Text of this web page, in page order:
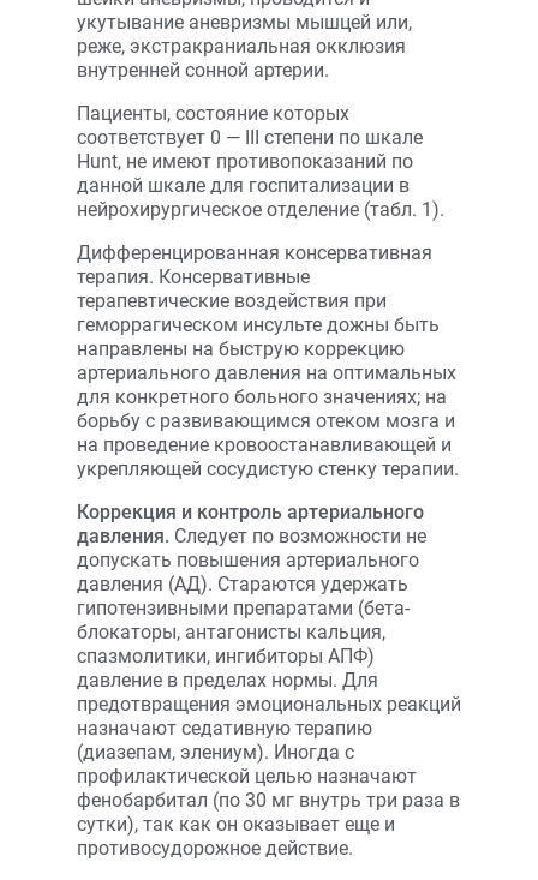
укутывание аневризмы мышцей или,
реже, экстракраниальная окклюзия
внутренней сонной артерии.
Пациенты, состояние которых
соответствует 0 — III степени по шкале
Hunt, не имеют противопоказаний по
данной шкале для госпитализации в
нейрохирургическое отделение (табл. 1).
Дифференцированная консервативная
терапия. Консервативные
терапевтические воздействия при
геморрагическом инсульте дожны быть
направлены на быструю коррекцию
артериального давления на оптимальных
для конкретного больного значениях; на
борьбу с развивающимся отеком мозга и
на проведение кровоостанавливающей и
укрепляющей сосудистую стенку терапии.
Коррекция и контроль артериального
давления. Следует по возможности не
допускать повышения артериального
давления (АД). Стараются удержать
гипотензивными препаратами (бета-
блокаторы, антагонисты кальция,
спазмолитики, ингибиторы АПФ)
давление в пределах нормы. Для
предотвращения эмоциональных реакций
назначают седативную терапию
(диазепам, элениум). Иногда с
профилактической целью назначают
фенобарбитал (по 30 мг внутрь три раза в
сутки), так как он оказывает еще и
противосудорожное действие.